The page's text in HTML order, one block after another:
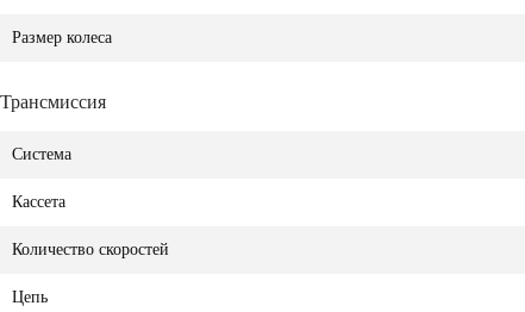
Размер колеса
Трансмиссия
Система
Кассета
Количество скоростей
Цепь